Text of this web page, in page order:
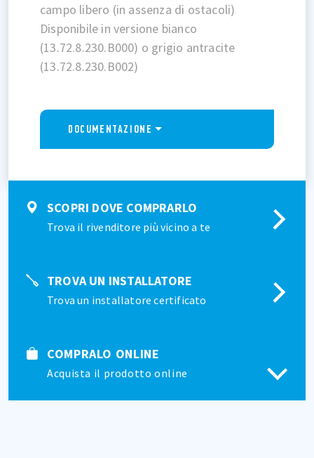
campo libero (in assenza di ostacoli)
Disponibile in versione bianco
(13.72.8.230.B000) o grigio antracite
(13.72.8.230.B002)
DOCUMENTAZIONE
SCOPRI DOVE COMPRARLO
Trova il rivenditore più vicino a te
TROVA UN INSTALLATORE
Trova un installatore certificato
COMPRALO ONLINE
Acquista il prodotto online